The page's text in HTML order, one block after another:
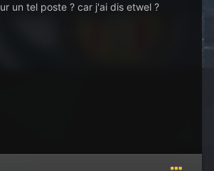
un tel poste ? car j'ai dis etwel ?